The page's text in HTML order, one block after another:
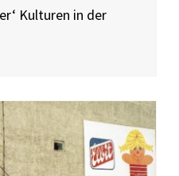
Kulturen in der